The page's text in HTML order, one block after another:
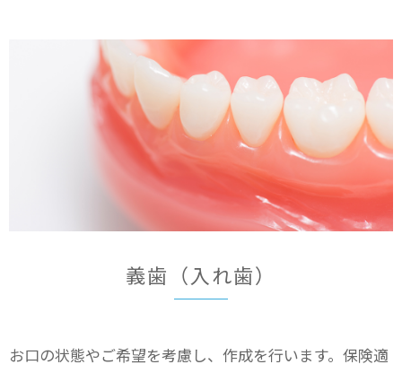
義歯（入れ歯）
お口の状態やご希望を考慮し、作成を行います。保険適